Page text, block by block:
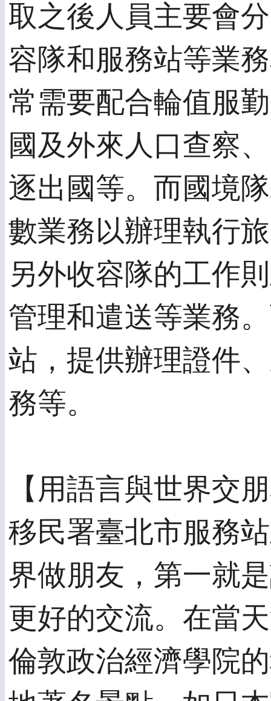
取之後人員主要會
容隊和服務站等業
常需要配合輪值服
國及外來人口查察
逐出國等。而國境
數業務以辦理執行
另外收容隊的工作
管理和遣送等業務
站，提供辦理證件
務等。
【用語言與世界交
移民署臺北市服務
界做朋友，第一就
更好的交流。在當
倫敦政治經濟學院